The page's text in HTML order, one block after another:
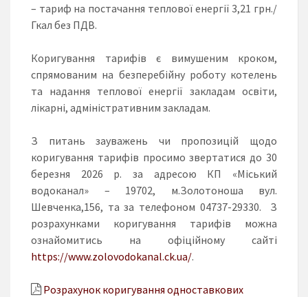
– тариф на постачання теплової енергії 3,21 грн./
Гкал без ПДВ.
Коригування тарифів є вимушеним кроком,
спрямованим на безперебійну роботу котелень
та надання теплової енергії закладам освіти,
лікарні, адміністративним закладам.
З питань зауважень чи пропозицій щодо
коригування тарифів просимо звертатися до 30
березня 2026 р. за адресою КП «Міський
водоканал» – 19702, м.Золотоноша вул.
Шевченка,156, та за телефоном 04737-29330. З
розрахунками коригування тарифів можна
ознайомитись на офіційному сайті
https://www.zolovodokanal.ck.ua/.
Розрахунок коригування одноставкових